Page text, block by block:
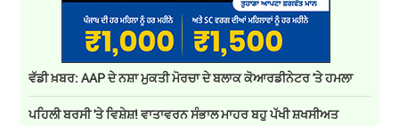
ਵੱਡੀ ਖ਼ਬਰ: AAP ਦੇ ਨਸ਼ਾ ਮੁਕਤੀ ਮੋਰਚਾ ਦੇ ਬਲਾਕ ਕੋਆਰਡੀਨੇਟਰ 'ਤੇ ਹਮਲਾ
ਪਹਿਲੀ ਬਰਸੀ 'ਤੇ ਵਿਸ਼ੇਸ਼! ਵਾਤਾਵਰਨ ਸੰਭਾਲ ਮਾਹਰ ਬਹੁ ਪੱਖੀ ਸ਼ਖਸੀਅਤ